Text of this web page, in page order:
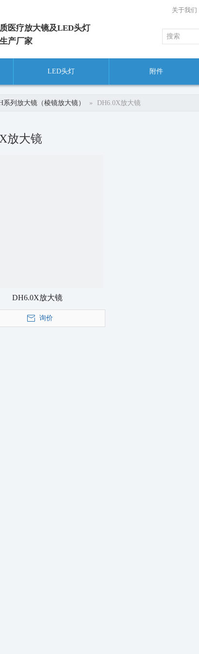
关于我们
医疗放大镜及LED头灯
产厂家
LED头灯 附件
系列放大镜（棱镜放大镜） » DH6.0X放大镜
放大镜
DH6.0X放大镜
询价